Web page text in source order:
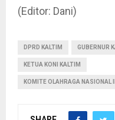
(Editor: Dani)
DPRD KALTIM GUBERNUR
KETUA KONI KALTIM
KOMITE OLAHRAGA NASIONAL